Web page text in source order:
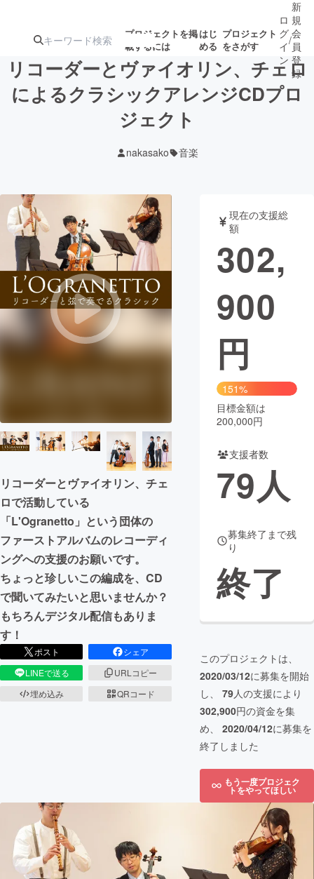
プロジェクトを掲
載するには
はじ
める
プロジェクト
をさがす
注目の新着プロ募集終了が近いプ
テクノロジー・ガジェット
映像・映画 書籍・雑誌
ビジネス・起業 チャレンジ
まちづくり・地域活性化
CAMPFIRE Creation
コミュニティ
ロ
グ
イ
ン
/
新
規
会
員
登
録
リコーダーとヴァイオリン、チェロ
によるクラシックアレンジCDプロ
ジェクト
nakasako 音楽
リコーダーとヴァイオリン、チェ
ロで活動している
「L'Ogranetto」という団体の
ファーストアルバムのレコーディ
ングへの支援のお願いです。
ちょっと珍しいこの編成を、CD
で聞いてみたいと思いませんか？
もちろんデジタル配信もありま
す！
ポスト
シェア
LINEで送る
URLコピー
埋め込み
QRコード
現在の支援総
額
302,
900
円
151%
目標金額は
200,000円
支援者数
79人
募集終了まで残
り
終了
このプロジェクトは、
2020/03/12に募集を開始
し、 79人の支援により
302,900円の資金を集
め、 2020/04/12に募集を
終了しました
もう一度プロジェク
トをやってほしい